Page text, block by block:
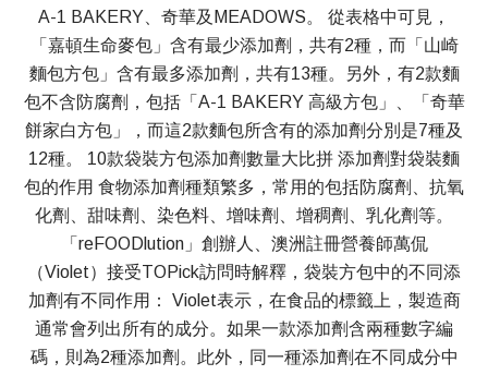
A-1 BAKERY、奇華及MEADOWS。 從表格中可見，
「嘉頓生命麥包」含有最少添加劑，共有2種，而「山崎
麵包方包」含有最多添加劑，共有13種。另外，有2款麵
包不含防腐劑，包括「A-1 BAKERY 高級方包」、「奇華
餅家白方包」，而這2款麵包所含有的添加劑分別是7種及
12種。 10款袋裝方包添加劑數量大比拼 添加劑對袋裝麵
包的作用 食物添加劑種類繁多，常用的包括防腐劑、抗氧
化劑、甜味劑、染色料、增味劑、增稠劑、乳化劑等。
「reFOODlution」創辦人、澳洲註冊營養師萬侃
（Violet）接受TOPick訪問時解釋，袋裝方包中的不同添
加劑有不同作用： Violet表示，在食品的標籤上，製造商
通常會列出所有的成分。如果一款添加劑含兩種數字編
碼，則為2種添加劑。此外，同一種添加劑在不同成分中